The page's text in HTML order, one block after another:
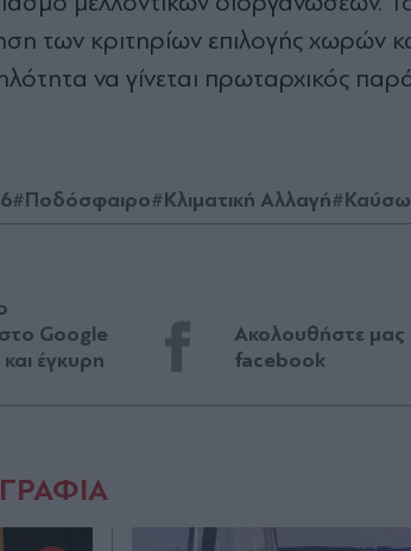
των κριτηρίων επιλογής χωρών
να γίνεται πρωταρχικός
#Ποδόσφαιρο#Κλιματική Αλλαγή
Google
έγκυρη
Ακολουθήστε μας
facebook